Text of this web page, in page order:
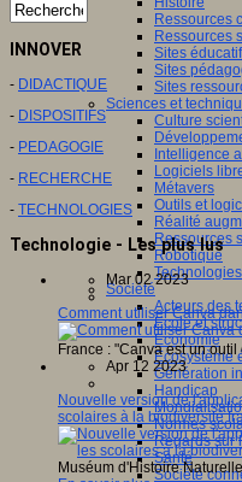
Ressources
Ressources
Sites
Sites
Sites
Sciences et
Culture
Intelligence
Logiciels
Métavers
Outils et
Réalité
Ressources
Robotique
Technologies
Société
Acteurs des
Ecole et
Economie
Ecosystème
Génération
Handicap
Normes
Regards sur
Santé
Société
INNOVER
- DIDACTIQUE
- DISPOSITIFS
- PEDAGOGIE
- RECHERCHE
- TECHNOLOGIES
Technologie - Les plus lus
Mar 02 2023
Comment utiliser Canva
France : "Canva est un
Apr 12 2023
Nouvelle version de
scolaires à la biodiversité
Muséum d'Histoire